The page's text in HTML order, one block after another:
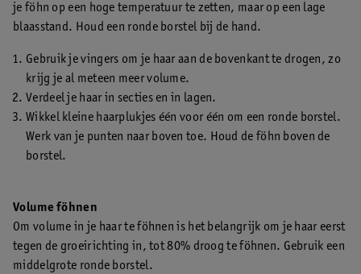
je föhn op een hoge temperatuur te zetten, maar op een lage
blaasstand. Houd een ronde borstel bij de hand.
Gebruik je vingers om je haar aan de bovenkant te drogen, zo
krijg je al meteen meer volume.
Verdeel je haar in secties en in lagen.
Wikkel kleine haarplukjes één voor één om een ronde borstel.
Werk van je punten naar boven toe. Houd de föhn boven de
borstel.
Volume föhnen
Om volume in je haar te föhnen is het belangrijk om je haar eerst
tegen de groeirichting in, tot 80% droog te föhnen. Gebruik een
middelgrote ronde borstel.